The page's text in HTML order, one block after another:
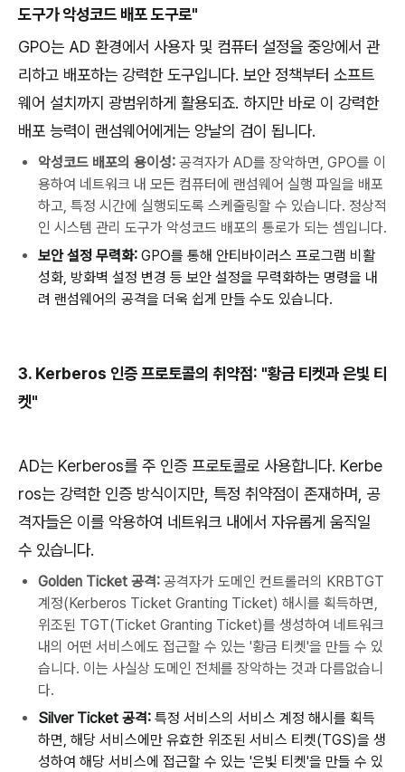
도구가악성코드 배포도구로"
GPO는 AD 환경에서 사용자 및 컴퓨터 설정을 중앙에서 관
리하고 배포하는 강력한 도구입니다. 보안 정책부터 소프트
웨어 설치까지 광범위하게 활용되죠. 하지만 바로 이 강력한
배포 능력이 랜섬웨어에게는 양날의 검이 됩니다.
악성코드 배포의 용이성: 공격자가 AD를 장악하면, GPO를 이
용하여 네트워크 내 모든 컴퓨터에 랜섬웨어 실행 파일을 배포
하고, 특정 시간에 실행되도록 스케줄링할 수 있습니다. 정상적
인 시스템 관리 도구가 악성코드 배포의 통로가 되는 셈입니다.
보안 설정 무력화: GPO를 통해 안티바이러스 프로그램 비활
성화 방화벽 설정 변경 등 보안 설정을 무력화하는 명령을 내
려 랜섬웨어의 공격을 더욱 쉽게 만들 수도 있습니다.
3. Kerberos 인증프로토콜의 취약점: "황금 티켓과은빛 티
켓"
AD는 Kerberos를 주 인증 프로토콜로 사용합니다. Kerbe
ros는 강력한 인증 방식이지만, 특정 취약점이 존재하며, 공
격자들은 이를 악용하여 네트워크 내에서 자유롭게 움직일
수 있습니다.
Golden Ticket 공격: 공격자가 도메인 컨트롤러의 KRBTGT
계정(Kerberos Ticket Granting Ticket) 해시를 획득하면,
위조된 TGT(Ticket Granting Ticket)를 생성하여 네트워크
내의 어떤 서비스에도 접근할 수 있는 '황금 티켓'을 만들 수 있
습니다. 이는 사실상 도메인 전체를 장악하는 것과 다름없습니
다.
Silver Ticket 공격: 특정 서비스의 서비스 계정 해시를 획득
하면, 해당 서비스에만 유효한 위조된 서비스 티켓(TGS)을 생
성하여 해당 서비스에 접근할 수 있는 '은빛 티켓'을 만들 수 있